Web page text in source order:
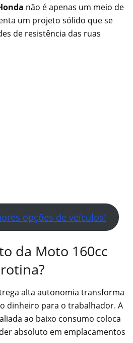
não é apenas um meio de
um projeto sólido que se
de resistência das ruas
opções de veículos!
da Moto 160cc
alta autonomia transforma
dinheiro para o trabalhador. A
ao baixo consumo coloca
absoluto em emplacamentos